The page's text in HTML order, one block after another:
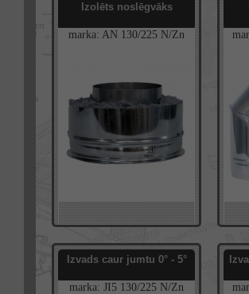
Izolēts noslēgvāks
marka: AN 130/225 N/Zn
Izvads caur jumtu 0° - 5°
marka: JI5 130/225 N/Zn